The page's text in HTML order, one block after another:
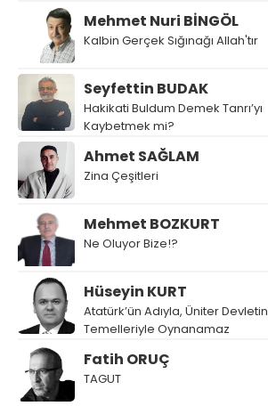
Mehmet Nuri BİNGÖL
Kalbin Gerçek Sığınağı Allah'tır
Seyfettin BUDAK
Hakikati Buldum Demek Tanrı’yı
Kaybetmek mi?
Ahmet SAĞLAM
Zina Çeşitleri
Mehmet BOZKURT
Ne Oluyor Bize!?
Hüseyin KURT
Atatürk’ün Adıyla, Üniter Devletin
Temelleriyle Oynanamaz
Fatih ORUÇ
TAGUT